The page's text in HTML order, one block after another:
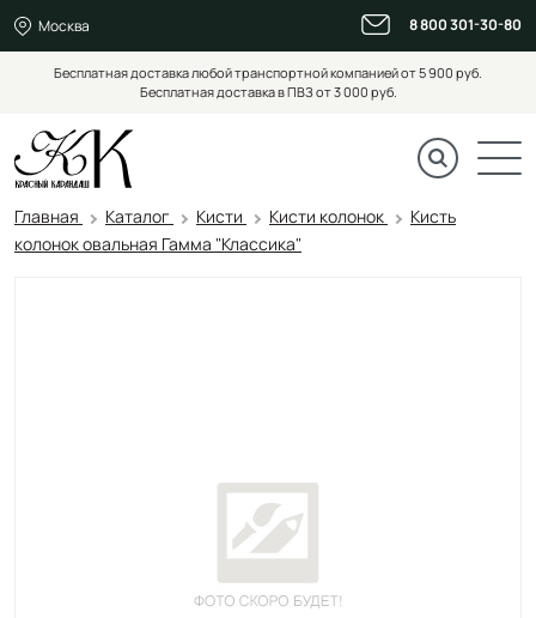
Москва 8 800 301-30-80
Бесплатная доставка любой транспортной компанией от 5 900 руб.
Бесплатная доставка в ПВЗ от 3 000 руб.
Главная Каталог Кисти Кисти колонок
Кисть
колонок овальная Гамма "Классика"